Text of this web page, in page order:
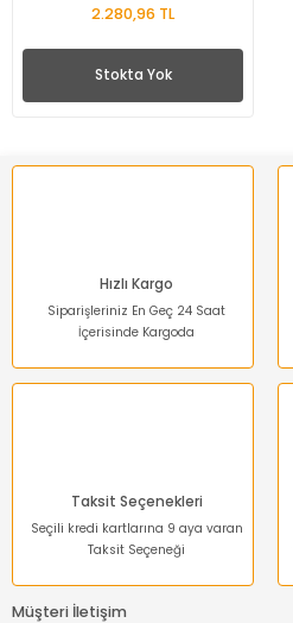
2.280,96 TL
Stokta Yok
Hızlı Kargo
Siparişleriniz En Geç 24 Saat
İçerisinde Kargoda
Taksit Seçenekleri
Seçili kredi kartlarına 9 aya varan
Taksit Seçeneği
Müşteri İletişim